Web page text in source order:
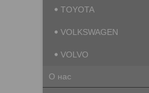
TOYOTA
VOLKSWAGEN
VOLVO
О нас